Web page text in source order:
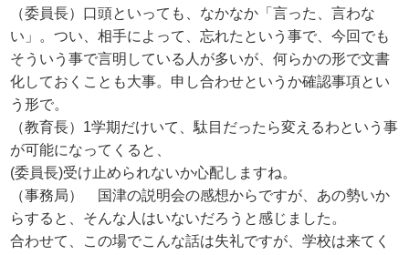
（委員長）口頭といっても、なかなか「言った、言わな
い」。つい、相手によって、忘れたという事で、今回でも
そういう事で言明している人が多いが、何らかの形で文書
化しておくことも大事。申し合わせというか確認事項とい
う形で。
（教育長）1学期だけいて、駄目だったら変えるわという事
が可能になってくると、
(委員長)受け止められないか心配しますね。
（事務局） 国津の説明会の感想からですが、あの勢いか
らすると、そんな人はいないだろうと感じました。
合わせて、この場でこんな話は失礼ですが、学校は来てく